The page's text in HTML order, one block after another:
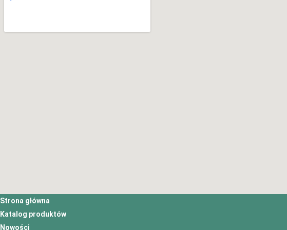
Strona główna
Katalog produktów
Nowości